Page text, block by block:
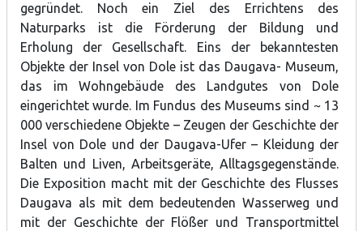
gegründet. Noch ein Ziel des Errichtens des
Naturparks ist die Förderung der Bildung und
Erholung der Gesellschaft. Eins der bekanntesten
Objekte der Insel von Dole ist das Daugava- Museum,
das im Wohngebäude des Landgutes von Dole
eingerichtet wurde. Im Fundus des Museums sind ~ 13
000 verschiedene Objekte – Zeugen der Geschichte der
Insel von Dole und der Daugava-Ufer – Kleidung der
Balten und Liven, Arbeitsgeräte, Alltagsgegenstände.
Die Exposition macht mit der Geschichte des Flusses
Daugava als mit dem bedeutenden Wasserweg und
mit der Geschichte der Flößer und Transportmittel